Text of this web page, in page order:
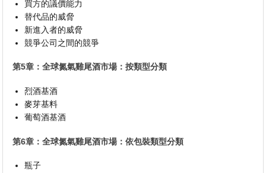
買方的議價能力
替代品的威脅
新進入者的威脅
競爭公司之間的競爭
第5章：全球氮氣雞尾酒市場：按類型分類
烈酒基酒
麥芽基料
葡萄酒基酒
第6章：全球氮氣雞尾酒市場：依包裝類型分類
瓶子